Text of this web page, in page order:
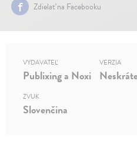
Zdielať na Facebooku
VYDAVATEĽ
Publixing a Noxi
VERZIA
ZVUK
Slovenčina